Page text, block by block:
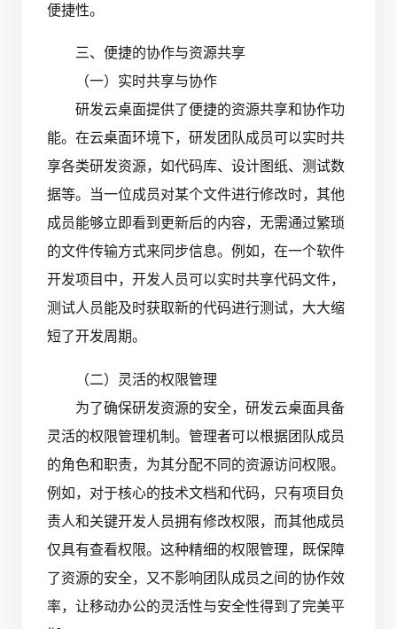
便捷性。
三、便捷的协作与资源共享
（一）实时共享与协作
研发云桌面提供了便捷的资源共享和协作功
能。在云桌面环境下，研发团队成员可以实时共
享各类研发资源，如代码库、设计图纸、测试数
据等。当一位成员对某个文件进行修改时，其他
成员能够立即看到更新后的内容，无需通过繁琐
的文件传输方式来同步信息。例如，在一个软件
开发项目中，开发人员可以实时共享代码文件，
测试人员能及时获取新的代码进行测试，大大缩
短了开发周期。
（二）灵活的权限管理
为了确保研发资源的安全，研发云桌面具备
灵活的权限管理机制。管理者可以根据团队成员
的角色和职责，为其分配不同的资源访问权限。
例如，对于核心的技术文档和代码，只有项目负
责人和关键开发人员拥有修改权限，而其他成员
仅具有查看权限。这种精细的权限管理，既保障
了资源的安全，又不影响团队成员之间的协作效
率，让移动办公的灵活性与安全性得到了完美平